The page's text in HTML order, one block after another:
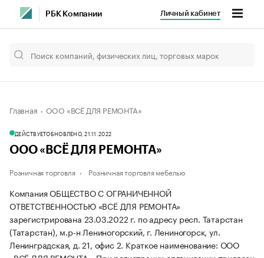
РБК Компании Личный кабинет
Главная ООО «ВСЁ ДЛЯ РЕМОНТА»
ДЕЙСТВУЕТОБНОВЛЕНО, 21.11.2022
ООО «ВСЁ ДЛЯ РЕМОНТА»
Розничная торговля Розничная торговля мебелью
Компания ОБЩЕСТВО С ОГРАНИЧЕННОЙ
ОТВЕТСТВЕННОСТЬЮ «ВСЁ ДЛЯ РЕМОНТА»
зарегистрирована 23.03.2022 г. по адресу респ. Татарстан
(Татарстан), м.р-н Лениногорский, г. Лениногорск, ул.
Ленинградская, д. 21, офис 2. Краткое наименование: ООО